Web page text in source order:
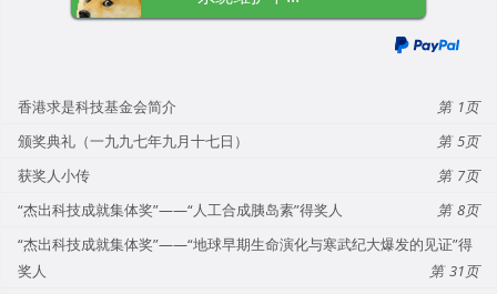
香港求是科技基金会简介
1
颁奖典礼（一九九七年九月十七日）
5
获奖人小传
7
“杰出科技成就集体奖”——“人工合成胰岛素”得奖人
8
“杰出科技成就集体奖”——“地球早期生命演化与寒武纪大爆发的见证”得
奖人
31